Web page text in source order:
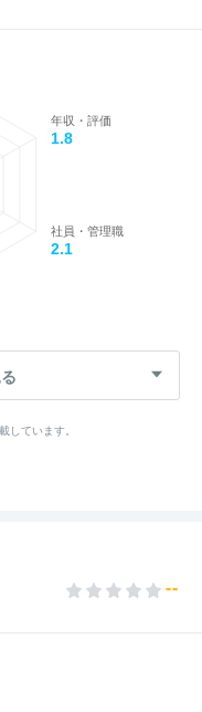
年収・評価
1.8
社員・管理職
2.1
しています。
--